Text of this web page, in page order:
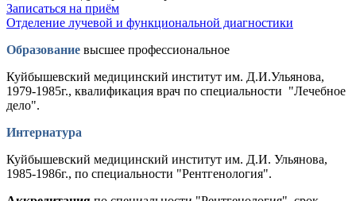
Записаться на приём
Отделение лучевой и функциональной диагностики
Образование высшее профессиональное
Куйбышевский медицинский институт им. Д.И.Ульянова,
1979-1985г., квалификация врач по специальности "Лечебное
дело".
Интернатура
Куйбышевский медицинский институт им. Д.И. Ульянова,
1985-1986г., по специальности "Рентгенология".